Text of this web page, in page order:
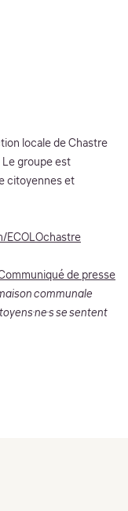
locale de Chastre
Le groupe est
citoyennes et
ECOLOchastre
de presse
communale
se sentent